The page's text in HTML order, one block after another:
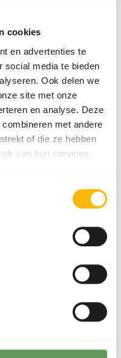
cookies
en advertenties te
social media te bieden
Ook delen we
site met onze
en analyse. Deze
met andere
of die ze hebben
van hun services.
rauwe
eiwitbron. De voeding
vleesbot en
voedingsbehoefte van
compleet. Voor een
raden wij aan om af
0,54%
0,32%